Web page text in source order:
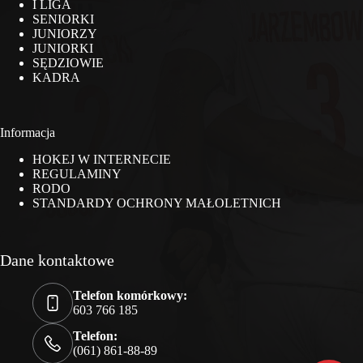
I LIGA
SENIORKI
JUNIORZY
JUNIORKI
SĘDZIOWIE
KADRA
Informacja
HOKEJ W INTERNECIE
REGULAMINY
RODO
STANDARDY OCHRONY MAŁOLETNICH
Dane kontaktowe
Telefon komórkowy:
603 766 185
Telefon:
(061) 861-88-89